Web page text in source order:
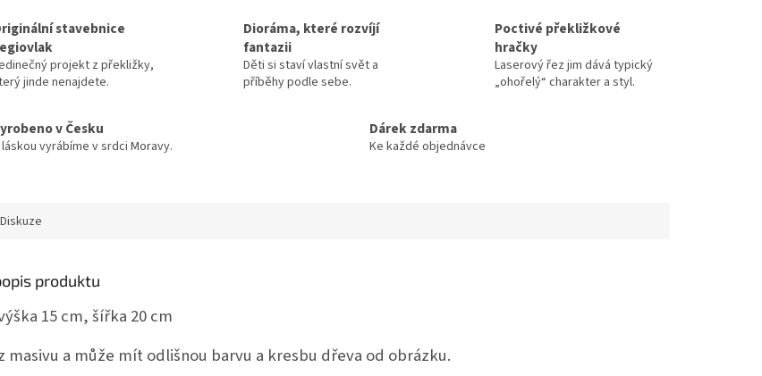
stavebnice
projekt z překližky,
jinde nenajdete.
Dioráma, které rozvíjí
fantazii
Děti si staví vlastní svět a
příběhy podle sebe.
Poctivé překližkové
hračky
Laserový řez jim dává typický
„ohořelý“ charakter a styl.
v Česku
láskou vyrábíme v srdci Moravy.
Dárek zdarma
Ke každé objednávce
Diskuze
produktu
15 cm, šířka 20 cm
masivu a může mít odlišnou barvu a kresbu dřeva od obrázku.